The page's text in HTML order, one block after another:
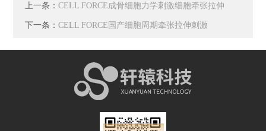
上一条：CELL FORCE成骨细胞力学刺激细胞牵张拉伸
下一条：CELL FORCE国产细胞周期牵张拉伸刺激